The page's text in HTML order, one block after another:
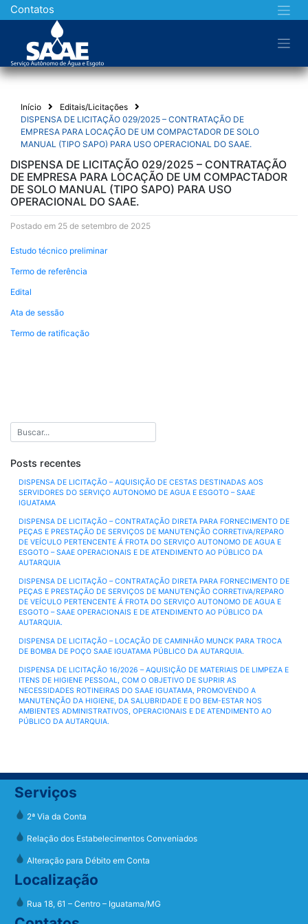
Skip
to
Contatos
Início
Editais/Licitações
DISPENSA DE LICITAÇÃO 029/2025 – CONTRATAÇÃO DE
EMPRESA PARA LOCAÇÃO DE UM COMPACTADOR DE SOLO
MANUAL (TIPO SAPO) PARA USO OPERACIONAL DO SAAE.
DISPENSA DE LICITAÇÃO 029/2025 – CONTRATAÇÃO
DE EMPRESA PARA LOCAÇÃO DE UM COMPACTADOR
DE SOLO MANUAL (TIPO SAPO) PARA USO
OPERACIONAL DO SAAE.
Postado em 25 de setembro de 2025
Estudo técnico preliminar
Termo de referência
Edital
Ata de sessão
Termo de ratificação
Posts recentes
DISPENSA DE LICITAÇÃO – AQUISIÇÃO DE CESTAS DESTINADAS AOS
SERVIDORES DO SERVIÇO AUTONOMO DE AGUA E ESGOTO – SAAE
IGUATAMA
DISPENSA DE LICITAÇÃO – CONTRATAÇÃO DIRETA PARA FORNECIMENTO DE
PEÇAS E PRESTAÇÃO DE SERVIÇOS DE MANUTENÇÃO CORRETIVA/REPARO
DE VEÍCULO PERTENCENTE Á FROTA DO SERVIÇO AUTONOMO DE AGUA E
ESGOTO – SAAE OPERACIONAIS E DE ATENDIMENTO AO PÚBLICO DA
AUTARQUIA
DISPENSA DE LICITAÇÃO – CONTRATAÇÃO DIRETA PARA FORNECIMENTO DE
PEÇAS E PRESTAÇÃO DE SERVIÇOS DE MANUTENÇÃO CORRETIVA/REPARO
DE VEÍCULO PERTENCENTE Á FROTA DO SERVIÇO AUTONOMO DE AGUA E
ESGOTO – SAAE OPERACIONAIS E DE ATENDIMENTO AO PÚBLICO DA
AUTARQUIA.
DISPENSA DE LICITAÇÃO – LOCAÇÃO DE CAMINHÃO MUNCK PARA TROCA
DE BOMBA DE POÇO SAAE IGUATAMA PÚBLICO DA AUTARQUIA.
DISPENSA DE LICITAÇÃO 16/2026 – AQUISIÇÃO DE MATERIAIS DE LIMPEZA E
ITENS DE HIGIENE PESSOAL, COM O OBJETIVO DE SUPRIR AS
NECESSIDADES ROTINEIRAS DO SAAE IGUATAMA, PROMOVENDO A
MANUTENÇÃO DA HIGIENE, DA SALUBRIDADE E DO BEM-ESTAR NOS
AMBIENTES ADMINISTRATIVOS, OPERACIONAIS E DE ATENDIMENTO AO
PÚBLICO DA AUTARQUIA.
Serviços
2ª Via da Conta
Relação dos Estabelecimentos Conveniados
Alteração para Débito em Conta
Localização
Rua 18, 61 – Centro – Iguatama/MG